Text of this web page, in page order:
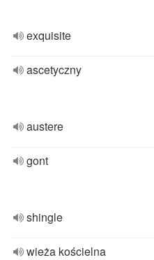
exquisite
ascetyczny
austere
gont
shingle
wieża kościelna